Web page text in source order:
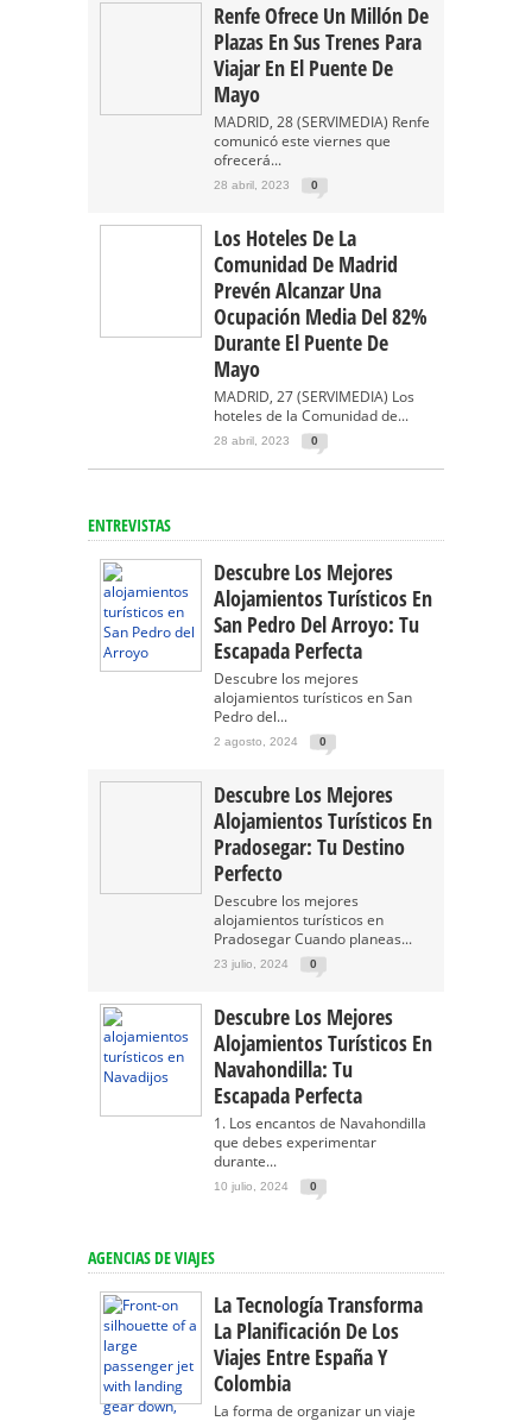
Renfe Ofrece Un Millón De
Plazas En Sus Trenes Para
Viajar En El Puente De
Mayo
MADRID, 28 (SERVIMEDIA) Renfe
comunicó este viernes que
ofrecerá...
28 abril, 2023 0
Los Hoteles De La
Comunidad De Madrid
Prevén Alcanzar Una
Ocupación Media Del 82%
Durante El Puente De
Mayo
MADRID, 27 (SERVIMEDIA) Los
hoteles de la Comunidad de...
28 abril, 2023 0
ENTREVISTAS
Descubre Los Mejores
Alojamientos Turísticos En
San Pedro Del Arroyo: Tu
Escapada Perfecta
Descubre los mejores
alojamientos turísticos en San
Pedro del...
2 agosto, 2024 0
Descubre Los Mejores
Alojamientos Turísticos En
Pradosegar: Tu Destino
Perfecto
Descubre los mejores
alojamientos turísticos en
Pradosegar Cuando planeas...
23 julio, 2024 0
Descubre Los Mejores
Alojamientos Turísticos En
Navahondilla: Tu
Escapada Perfecta
1. Los encantos de Navahondilla
que debes experimentar
durante...
10 julio, 2024 0
AGENCIAS DE VIAJES
La Tecnología Transforma
La Planificación De Los
Viajes Entre España Y
Colombia
La forma de organizar un viaje